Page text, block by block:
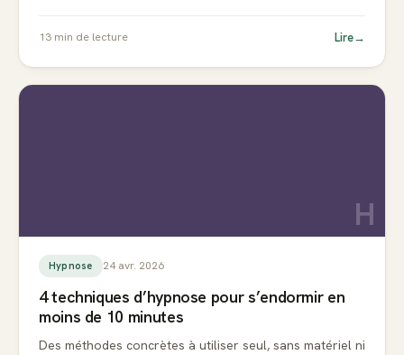
13 min de lecture Lire→
H
Hypnose 24 avr. 2026
4 techniques d’hypnose pour s’endormir en
moins de 10 minutes
Des méthodes concrètes à utiliser seul, sans matériel ni